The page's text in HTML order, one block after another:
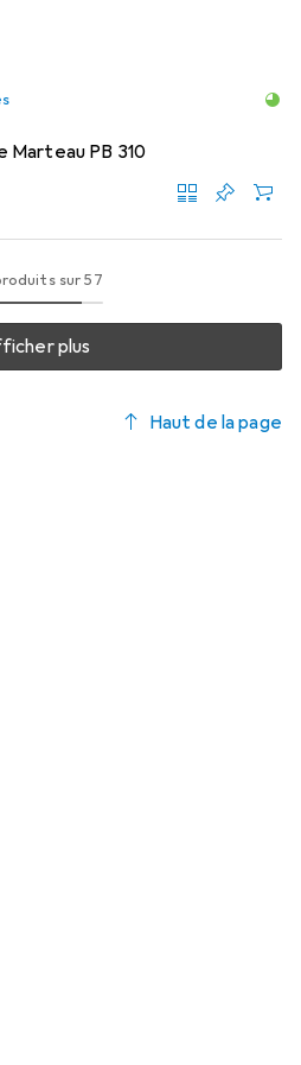
Marteau PB 310
sur 57
plus
Haut de la page